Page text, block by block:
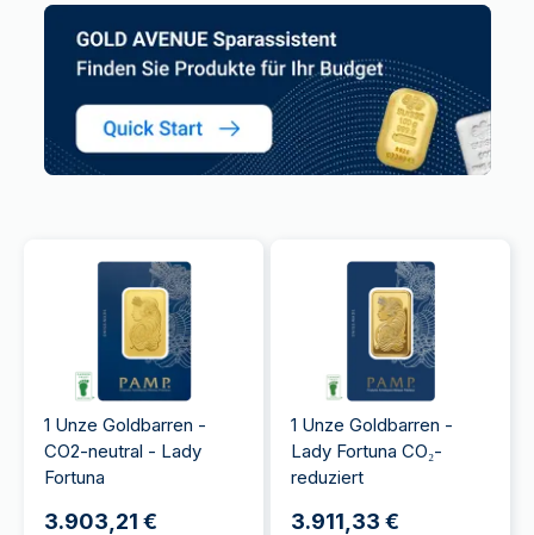
1 Unze Goldbarren -
CO2-neutral - Lady
Fortuna
3.903,21 €
1 Unze Goldbarren -
Lady Fortuna CO₂-
reduziert
3.911,33 €